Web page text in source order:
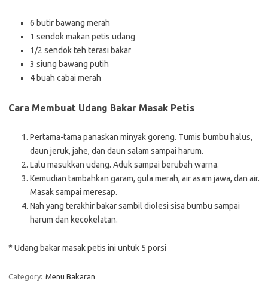
6 butir bawang merah
1 sendok makan petis udang
1/2 sendok teh terasi bakar
3 siung bawang putih
4 buah cabai merah
Cara Membuat Udang Bakar Masak Petis
Pertama-tama panaskan minyak goreng. Tumis bumbu halus,
daun jeruk, jahe, dan daun salam sampai harum.
Lalu masukkan udang. Aduk sampai berubah warna.
Kemudian tambahkan garam, gula merah, air asam jawa, dan air.
Masak sampai meresap.
Nah yang terakhir bakar sambil diolesi sisa bumbu sampai
harum dan kecokelatan.
* Udang bakar masak petis ini untuk 5 porsi
Category: Menu Bakaran